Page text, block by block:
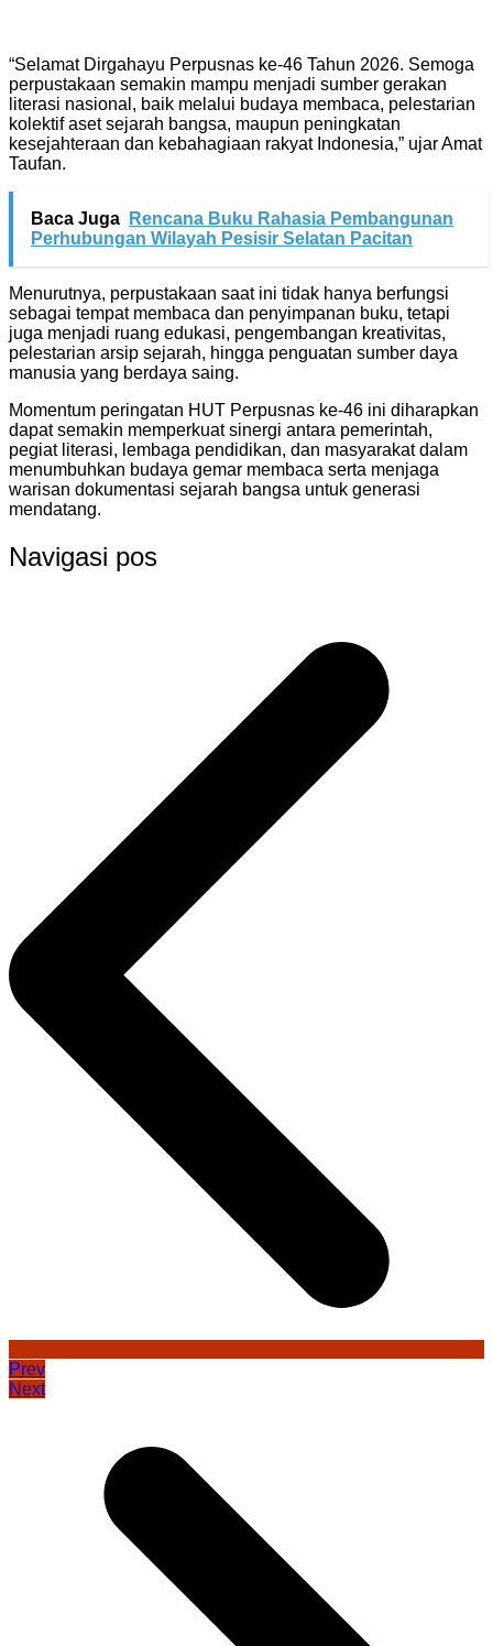
“Selamat Dirgahayu Perpusnas ke-46 Tahun 2026. Semoga
perpustakaan semakin mampu menjadi sumber gerakan
literasi nasional, baik melalui budaya membaca, pelestarian
kolektif aset sejarah bangsa, maupun peningkatan
kesejahteraan dan kebahagiaan rakyat Indonesia,” ujar Amat
Taufan.
Baca Juga
Rencana Buku Rahasia Pembangunan
Perhubungan Wilayah Pesisir Selatan Pacitan
Menurutnya, perpustakaan saat ini tidak hanya berfungsi
sebagai tempat membaca dan penyimpanan buku, tetapi
juga menjadi ruang edukasi, pengembangan kreativitas,
pelestarian arsip sejarah, hingga penguatan sumber daya
manusia yang berdaya saing.
Momentum peringatan HUT Perpusnas ke-46 ini diharapkan
dapat semakin memperkuat sinergi antara pemerintah,
pegiat literasi, lembaga pendidikan, dan masyarakat dalam
menumbuhkan budaya gemar membaca serta menjaga
warisan dokumentasi sejarah bangsa untuk generasi
mendatang.
Navigasi pos
Prev
Next